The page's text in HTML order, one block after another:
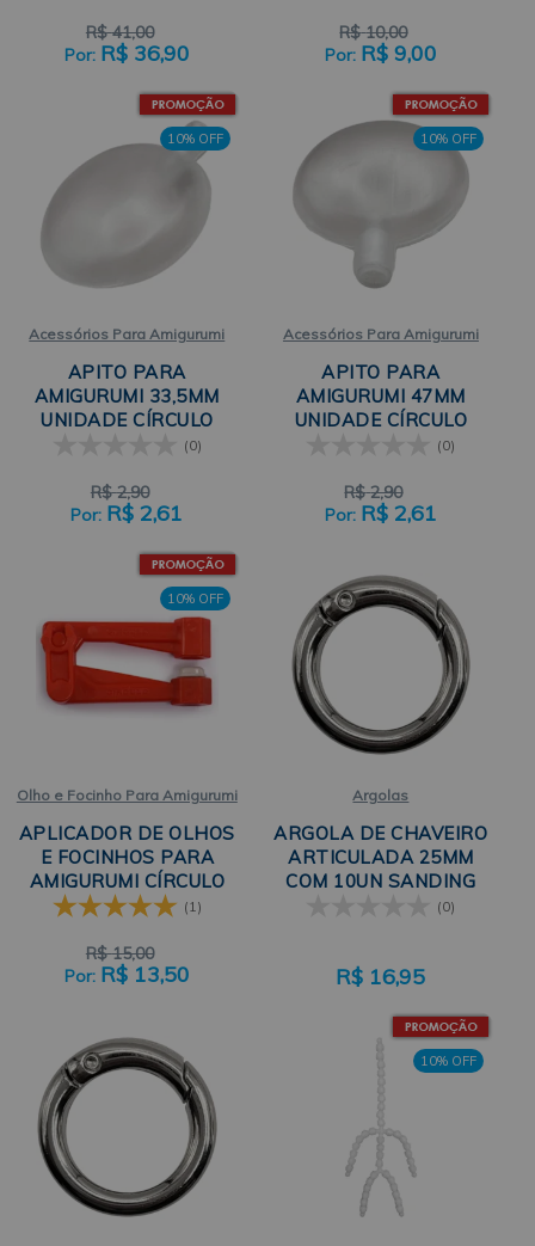
R$ 41,00
R$ 36,90
R$ 10,00
R$ 9,00
10% OFF
Acessórios Para Amigurumi
APITO PARA
AMIGURUMI 33,5MM
UNIDADE CÍRCULO
(0)
R$ 2,90
R$ 2,61
10% OFF
Acessórios Para Amigurumi
APITO PARA
AMIGURUMI 47MM
UNIDADE CÍRCULO
(0)
R$ 2,90
R$ 2,61
10% OFF
Olho e Focinho Para Amigurumi
APLICADOR DE OLHOS
E FOCINHOS PARA
AMIGURUMI CÍRCULO
(1)
R$ 15,00
R$ 13,50
Argolas
ARGOLA DE CHAVEIRO
ARTICULADA 25MM
COM 10UN SANDING
(0)
R$ 16,95
10% OFF